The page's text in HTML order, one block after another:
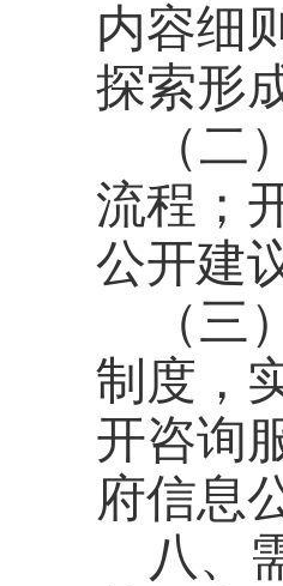
内容细
探索形
（
流程；
公开建
（
制度，
开咨询
府信息
八、